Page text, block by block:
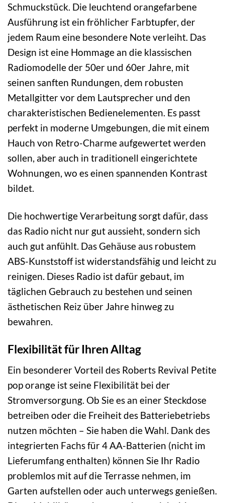
Schmuckstück. Die leuchtend orangefarbene
Ausführung ist ein fröhlicher Farbtupfer, der
jedem Raum eine besondere Note verleiht. Das
Design ist eine Hommage an die klassischen
Radiomodelle der 50er und 60er Jahre, mit
seinen sanften Rundungen, dem robusten
Metallgitter vor dem Lautsprecher und den
charakteristischen Bedienelementen. Es passt
perfekt in moderne Umgebungen, die mit einem
Hauch von Retro-Charme aufgewertet werden
sollen, aber auch in traditionell eingerichtete
Wohnungen, wo es einen spannenden Kontrast
bildet.
Die hochwertige Verarbeitung sorgt dafür, dass
das Radio nicht nur gut aussieht, sondern sich
auch gut anfühlt. Das Gehäuse aus robustem
ABS-Kunststoff ist widerstandsfähig und leicht zu
reinigen. Dieses Radio ist dafür gebaut, im
täglichen Gebrauch zu bestehen und seinen
ästhetischen Reiz über Jahre hinweg zu
bewahren.
Flexibilität für Ihren Alltag
Ein besonderer Vorteil des Roberts Revival Petite
pop orange ist seine Flexibilität bei der
Stromversorgung. Ob Sie es an einer Steckdose
betreiben oder die Freiheit des Batteriebetriebs
nutzen möchten – Sie haben die Wahl. Dank des
integrierten Fachs für 4 AA-Batterien (nicht im
Lieferumfang enthalten) können Sie Ihr Radio
problemlos mit auf die Terrasse nehmen, im
Garten aufstellen oder auch unterwegs genießen.